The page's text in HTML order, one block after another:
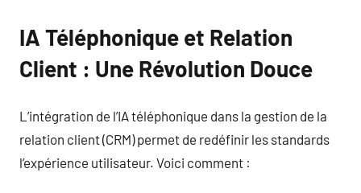
IA Téléphonique et Relation
Client : Une Révolution Douce
L’intégration de l’IA téléphonique dans la gestion de la
relation client (CRM) permet de redéfinir les standards
l’expérience utilisateur. Voici comment :